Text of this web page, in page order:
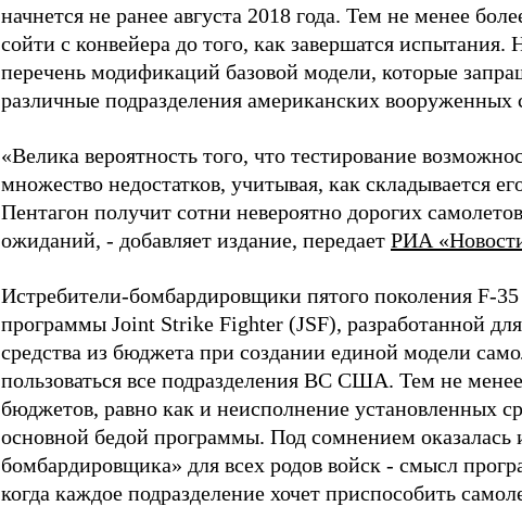
начнется не ранее августа 2018 года. Тем не менее
сойти с конвейера до того, как завершатся
перечень модификаций базовой модели, которые
различные подразделения американских вооруженных
«Велика вероятность того, что тестирование
множество недостатков, учитывая, как складывается
Пентагон получит сотни невероятно дорогих
ожиданий, - добавляет издание, передает РИА
Истребители-бомбардировщики пятого поколения F-35
программы Joint Strike Fighter (JSF), разработанной
средства из бюджета при создании единой модели
пользоваться все подразделения ВС США. Тем не
бюджетов, равно как и неисполнение установленных
основной бедой программы. Под сомнением оказалась
бомбардировщика» для всех родов войск - смысл
когда каждое подразделение хочет приспособить